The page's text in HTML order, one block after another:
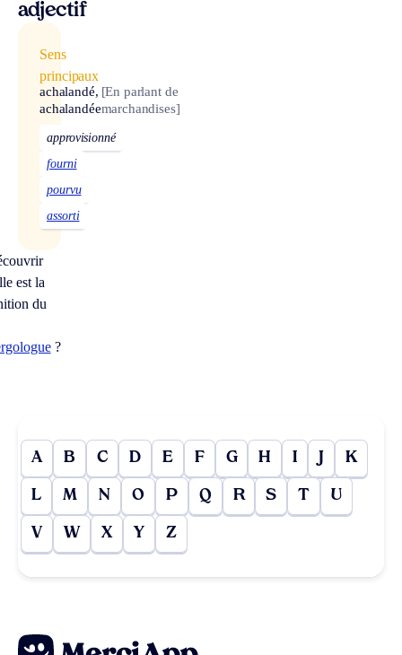
adjectif
Sens
principaux
achalandé,
achalandée
[En parlant de
marchandises]
approvisionné
fourni
pourvu
assorti
est la
du
?
A B C D E F G H I J K
L M N O P Q R S T U
V W X Y Z